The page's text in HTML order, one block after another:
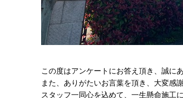
この度はアンケートにお答え頂き、誠に
また、ありがたいお言葉を頂き、大変感
スタッフ一同心を込めて、一生懸命施工